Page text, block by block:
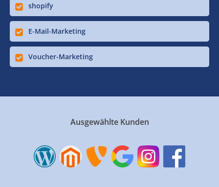
shopify
E-Mail-Marketing
Voucher-Marketing
Ausgewählte Kunden